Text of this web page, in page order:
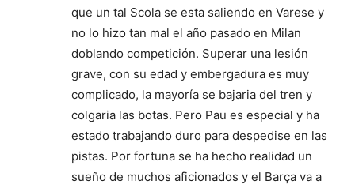
que un tal Scola se esta saliendo en Varese y
no lo hizo tan mal el año pasado en Milan
doblando competición. Superar una lesión
grave, con su edad y embergadura es muy
complicado, la mayoría se bajaria del tren y
colgaria las botas. Pero Pau es especial y ha
estado trabajando duro para despedise en las
pistas. Por fortuna se ha hecho realidad un
sueño de muchos aficionados y el Barça va a